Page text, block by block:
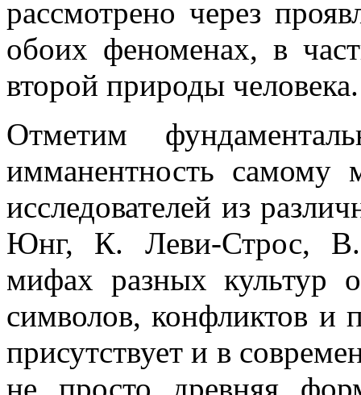
рассмотрено через
обоих феноменах, в
второй природы человека.
Отметим
имманентность
исследователей из
Юнг, К. Леви-Строс,
мифах разных культур
символов, конфликтов и
присутствует и в